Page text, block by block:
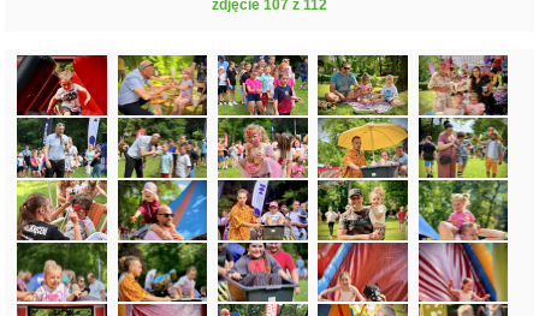
zdjęcie 107 z 112